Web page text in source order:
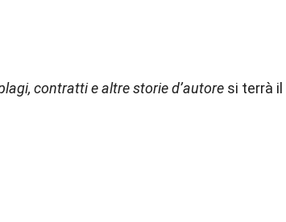
contratti e altre storie d’autore si terrà il